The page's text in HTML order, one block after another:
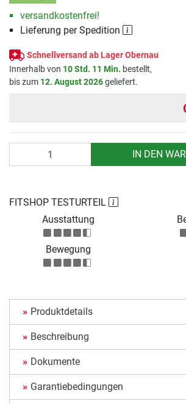
versandkostenfrei!
Lieferung per Spedition
Schnellversand ab Lager Obernau
Innerhalb von 10 Std. 11 Min. bestellt,
bis zum 12. August 2026geliefert.
IN DEN
FITSHOP TESTURTEIL
Ausstattung
Bewegung
Produktdetails
Beschreibung
Dokumente
Garantiebedingungen